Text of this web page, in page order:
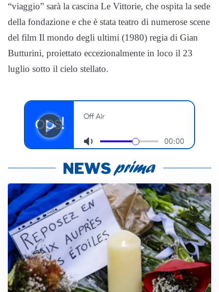
“viaggio” sarà la cascina Le Vittorie, che ospita la sede
della fondazione e che è stata teatro di numerose scene
del film Il mondo degli ultimi (1980) regia di Gian
Butturini, proiettato eccezionalmente in loco il 23
luglio sotto il cielo stellato.